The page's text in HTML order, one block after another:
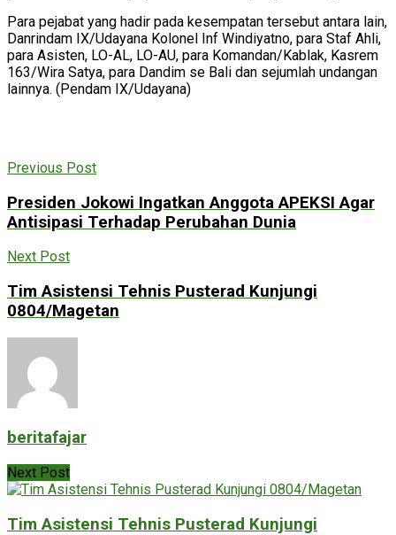
Para pejabat yang hadir pada kesempatan tersebut antara lain,
Danrindam IX/Udayana Kolonel Inf Windiyatno, para Staf Ahli,
para Asisten, LO-AL, LO-AU, para Komandan/Kablak, Kasrem
163/Wira Satya, para Dandim se Bali dan sejumlah undangan
lainnya. (Pendam IX/Udayana)
Previous Post
Presiden Jokowi Ingatkan Anggota APEKSI Agar
Antisipasi Terhadap Perubahan Dunia
Next Post
Tim Asistensi Tehnis Pusterad Kunjungi
0804/Magetan
beritafajar
Next Post
Tim Asistensi Tehnis Pusterad Kunjungi